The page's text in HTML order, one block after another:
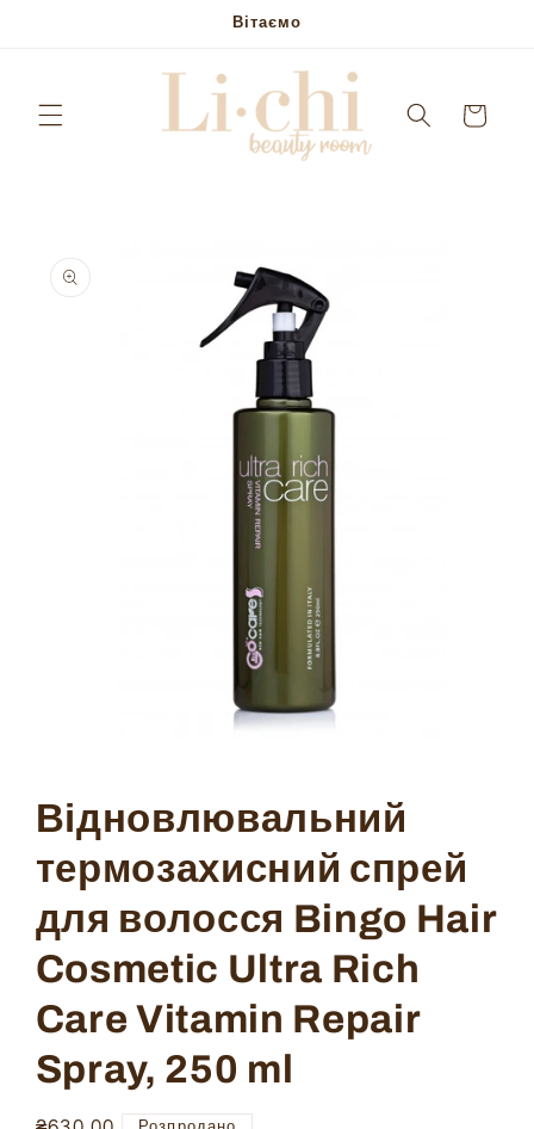
Вітаємо
Кошик
product
information
in
modal
Відновлювальний
термозахисний спрей
для волосся Bingo Hair
Cosmetic Ultra Rich
Care Vitamin Repair
Spray, 250 ml